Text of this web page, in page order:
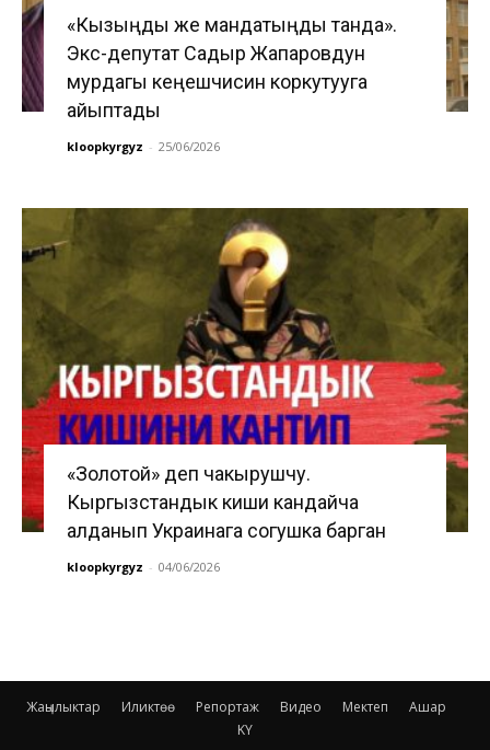
«Кызыңды же мандатыңды танда».
Экс-депутат Садыр Жапаровдун
мурдагы кеңешчисин коркутууга
айыптады
kloopkyrgyz - 25/06/2026
«Золотой» деп чакырушчу.
Кыргызстандык киши кандайча
алданып Украинага согушка барган
kloopkyrgyz - 04/06/2026
Жаңылыктар Иликтөө Репортаж Видео Мектеп
Ашар
KY